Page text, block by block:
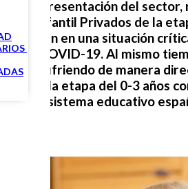
en representación del
Infantil Privados de la
en una situación
virus COVID-19. Al mismo
sufriendo de manera
a la etapa del 0-3 años
el sistema educativo